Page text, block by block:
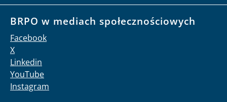
BRPO w mediach społecznościowych
Facebook
X
Linkedin
YouTube
Instagram